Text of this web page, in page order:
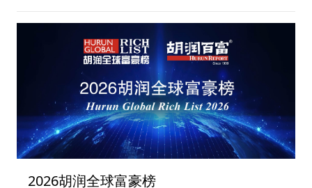
起第九次发布该榜单。
2026胡润全球富豪榜